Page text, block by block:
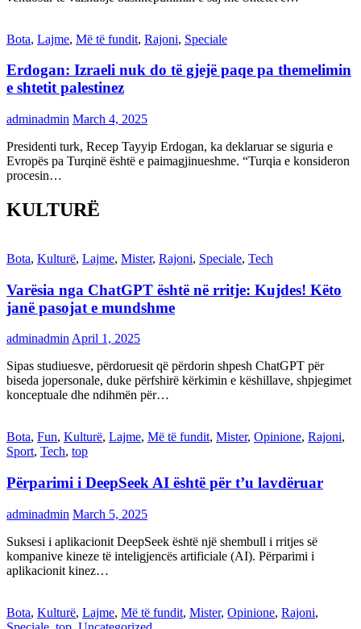
Bota, Lajme, Më të fundit, Rajoni, Speciale
Erdogan: Izraeli nuk do të gjejë paqe pa themelimin
e shtetit palestinez
adminadmin March 4, 2025
Presidenti turk, Recep Tayyip Erdogan, ka deklaruar se siguria e
Evropës pa Turqinë është e paimagjinueshme. “Turqia e konsideron
procesin…
KULTURË
Bota, Kulturë, Lajme, Mister, Rajoni, Speciale, Tech
Varësia nga ChatGPT është në rritje: Kujdes! Këto
janë pasojat e mundshme
adminadmin April 1, 2025
Sipas studiuesve, përdoruesit që përdorin shpesh ChatGPT për
biseda jopersonale, duke përfshirë kërkimin e këshillave, shpjegimet
konceptuale dhe ndihmën për…
Bota, Fun, Kulturë, Lajme, Më të fundit, Mister, Opinione, Rajoni,
Sport, Tech, top
Përparimi i DeepSeek AI është për t’u lavdëruar
adminadmin March 5, 2025
Suksesi i aplikacionit DeepSeek është një shembull i rritjes së
kompanive kineze të inteligjencës artificiale (AI). Përparimi i
aplikacionit kinez…
Bota, Kulturë, Lajme, Më të fundit, Mister, Opinione, Rajoni,